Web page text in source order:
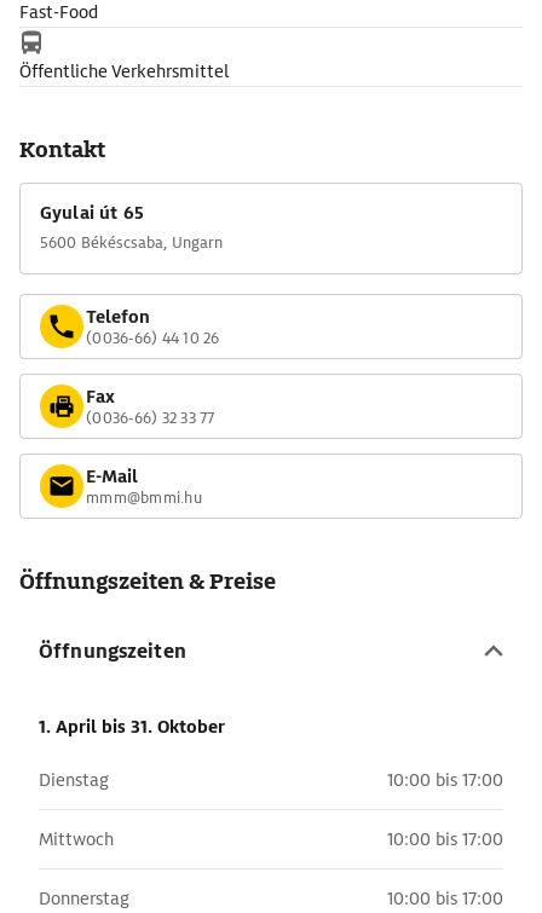
Fast-Food
Öffentliche Verkehrsmittel
Kontakt
Gyulai út 65
5600 Békéscsaba, Ungarn
Telefon
(0036-66) 44 10 26
Fax
(0036-66) 32 33 77
E-Mail
mmm@bmmi.hu
Öffnungszeiten & Preise
Öffnungszeiten
1. April bis 31. Oktober
Dienstag 10:00 bis 17:00
Mittwoch 10:00 bis 17:00
Donnerstag 10:00 bis 17:00